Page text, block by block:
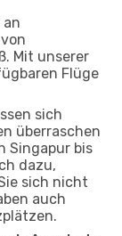
an
Mit unserer
Flüge
sich
überraschen
Singapur bis
dazu,
sich nicht
auch